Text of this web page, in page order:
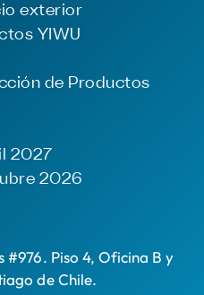
exterior
YIWU
de Productos
2027
2026
#976. Piso 4, Oficina B y
de Chile.